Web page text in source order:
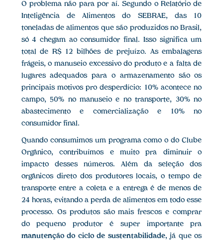
O problema não para por aí. Segundo o Relatório de
Inteligência de Alimentos do SEBRAE, das 10
toneladas de alimentos que são produzidos no Brasil,
só 4 chegam ao consumidor final. Isso significa um
total de R$ 12 bilhões de prejuízo. As embalagens
frágeis, o manuseio excessivo do produto e a falta de
lugares adequados para o armazenamento são os
principais motivos pro desperdício: 10% acontece no
campo, 50% no manuseio e no transporte, 30% no
abastecimento e comercialização e 10% no
consumidor final.
Quando consumimos um programa como o do Clube
Orgânico, contribuímos e muito pra diminuir o
impacto desses números. Além da seleção dos
orgânicos direto dos produtores locais, o tempo de
transporte entre a coleta e a entrega é de menos de
24 horas, evitando a perda de alimentos em todo esse
processo. Os produtos são mais frescos e comprar
do pequeno produtor é super importante pra
manutenção do ciclo de sustentabilidade, já que os